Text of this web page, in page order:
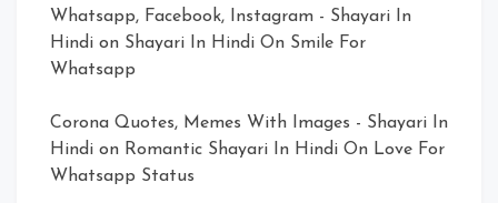
Whatsapp, Facebook, Instagram - Shayari In
Hindi on Shayari In Hindi On Smile For
Whatsapp
Corona Quotes, Memes With Images - Shayari In
Hindi on Romantic Shayari In Hindi On Love For
Whatsapp Status